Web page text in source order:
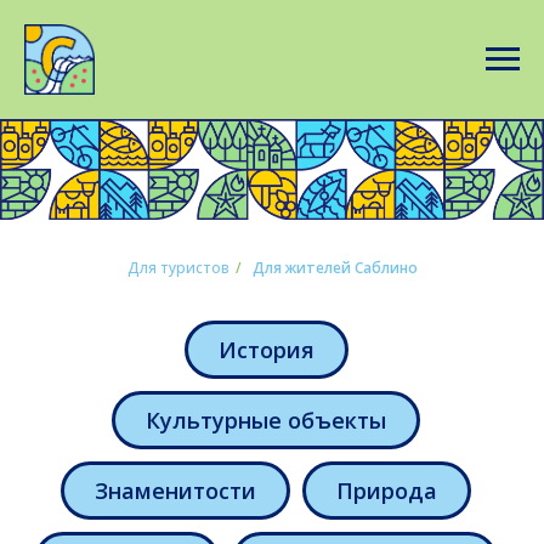
Для туристов / Для жителей Саблино
История
Культурные объекты
Знаменитости Природа